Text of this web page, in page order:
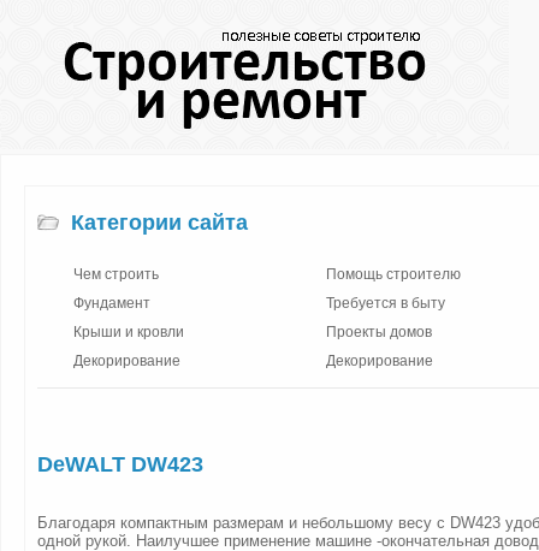
Категории сайта
Чем строить
Фундамент
Крыши и кровли
Декорирование
Помощь строителю
Требуется в быту
Проекты домов
Декорирование
DeWALT DW423
Благодаря компактным размерам и небольшому весу с DW423
одной рукой. Наилучшее применение машине -окончательная